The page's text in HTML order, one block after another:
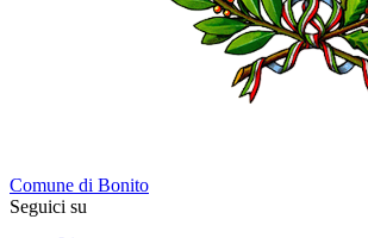
Comune di Bonito
Seguici su